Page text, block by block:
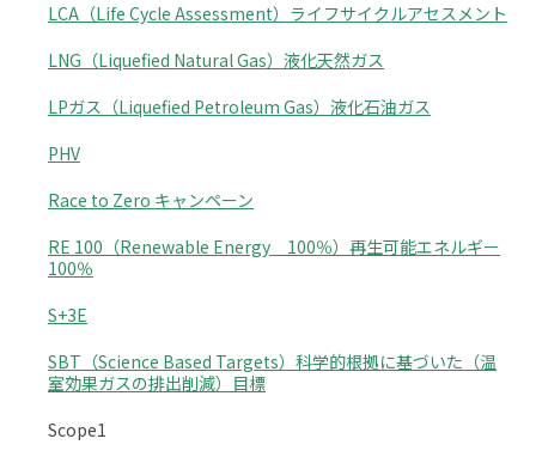
LCA（Life Cycle Assessment）ライフサイクルアセスメント
LNG（Liquefied Natural Gas）液化天然ガス
LPガス（Liquefied Petroleum Gas）液化石油ガス
PHV
Race to Zero キャンペーン
RE 100（Renewable Energy 100％）再生可能エネルギー
100％
S+3E
SBT（Science Based Targets）科学的根拠に基づいた（温
室効果ガスの排出削減）目標
Scope1